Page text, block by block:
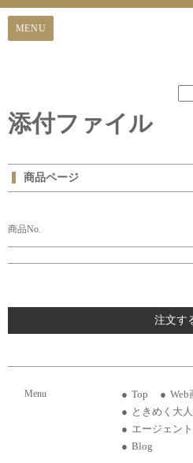
添付ファイル
商品ページ
商品No.
注文す
Menu Top Web
ときめく大
エージェント
Blog